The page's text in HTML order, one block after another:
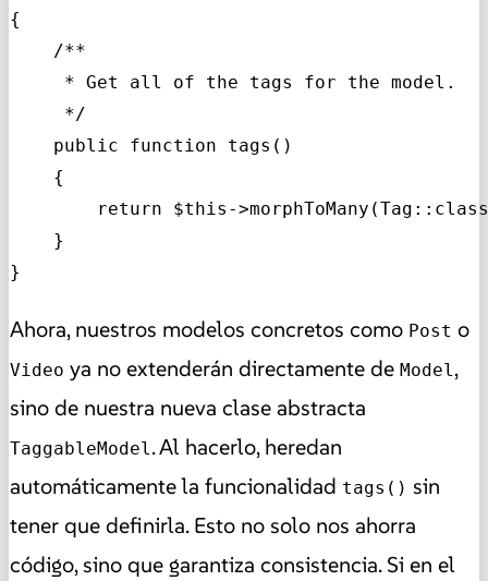
{
    /**
     * Get all of the tags for the model.
     */
    public function tags()
    {
return $this-
    }
}
Ahora, nuestros modelos concretos como Post o
Video ya no extenderán directamente de Model,
sino de nuestra nueva clase abstracta
TaggableModel. Al hacerlo, heredan
automáticamente la funcionalidad tags() sin
tener que definirla. Esto no solo nos ahorra
código, sino que garantiza consistencia. Si en el